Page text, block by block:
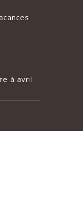
à avril